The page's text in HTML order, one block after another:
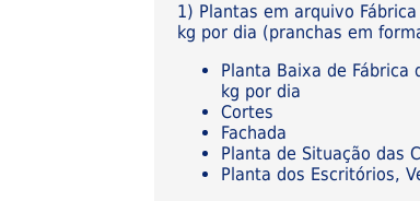
1) Plantas em arquivo
kg por dia (pranchas em
Planta Baixa de Fábrica
kg por dia
Cortes
Fachada
Planta de Situação das
Planta dos Escritórios,